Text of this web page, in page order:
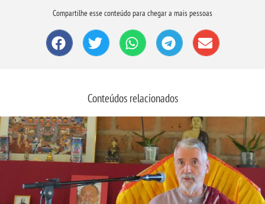
Compartilhe esse conteúdo para chegar a mais pessoas
Conteúdos relacionados